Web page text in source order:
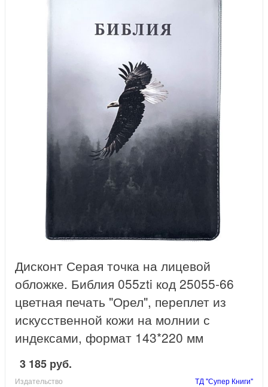
Дисконт Серая точка на лицевой
обложке. Библия 055zti код 25055-66
цветная печать "Орел", переплет из
искусственной кожи на молнии с
индексами, формат 143*220 мм
3 185 руб.
Издательство ТД "Супер Книги"